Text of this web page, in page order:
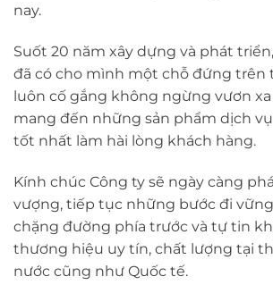
nay.
Suốt 20 năm xây dựng và phát triển,
đã có cho mình một chỗ đứng trên
luôn cố gắng không ngừng vươn
mang đến những sản phẩm dịch
tốt nhất làm hài lòng khách hàng.
Kính chúc Công ty sẽ ngày càng
vượng, tiếp tục những bước đi
chặng đường phía trước và tự tin
thương hiệu uy tín, chất lượng tại
nước cũng như Quốc tế.